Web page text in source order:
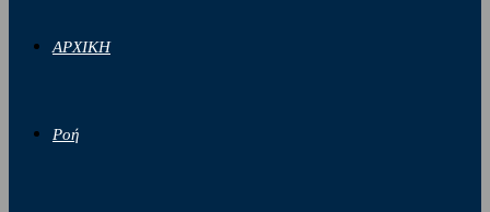
ΑΡΧΙΚΗ
Ροή